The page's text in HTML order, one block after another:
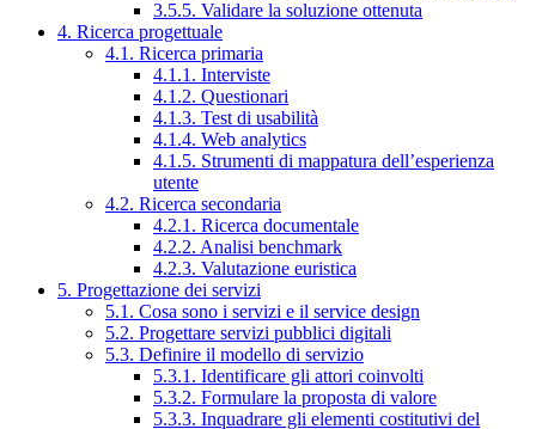
3.5.5. Validare la soluzione ottenuta
4. Ricerca progettuale
4.1. Ricerca primaria
4.1.1. Interviste
4.1.2. Questionari
4.1.3. Test di usabilità
4.1.4. Web analytics
4.1.5. Strumenti di mappatura dell’esperienza
utente
4.2. Ricerca secondaria
4.2.1. Ricerca documentale
4.2.2. Analisi benchmark
4.2.3. Valutazione euristica
5. Progettazione dei servizi
5.1. Cosa sono i servizi e il service design
5.2. Progettare servizi pubblici digitali
5.3. Definire il modello di servizio
5.3.1. Identificare gli attori coinvolti
5.3.2. Formulare la proposta di valore
5.3.3. Inquadrare gli elementi costitutivi del